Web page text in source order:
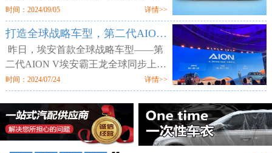
胎等传统汽车零部件企业获得了业绩
增长，但更多的传统零部件企业则业
绩不佳。汽车行业向电动化与智能化
时间：2024/09/05 详情>>
打造全球战略车型，第二代AION V售12.98万元起
昨日，埃安首款全球战略车型——第
二代AION V埃安霸王龙全球同步上
市。新车定位新硬派智驾SUV，提供
520km、650km、750km三种续航7个
配置版本，售价区间为12.98万-18.98
万元。值
时间：2024/07/24 详情>>